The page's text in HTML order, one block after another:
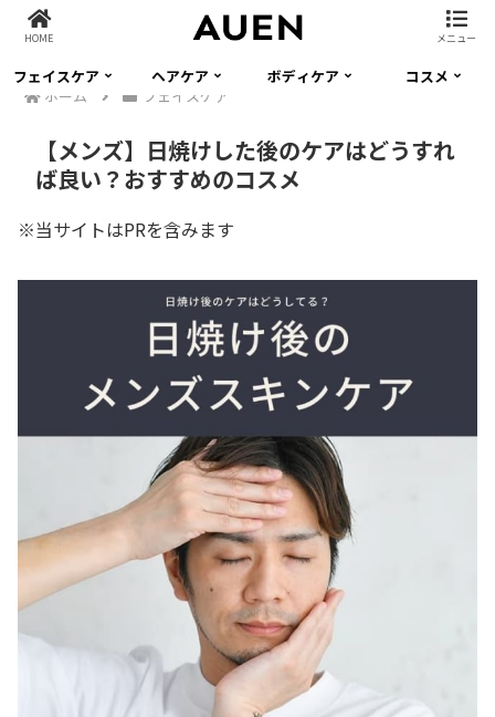
フェイスケア ヘアケア ボディケア
コスメ
ホーム
フェイスケア
【メンズ】日焼けした後のケアはどうすれ
ば良い？おすすめのコスメ
※当サイトはPRを含みます
HOME メニュー